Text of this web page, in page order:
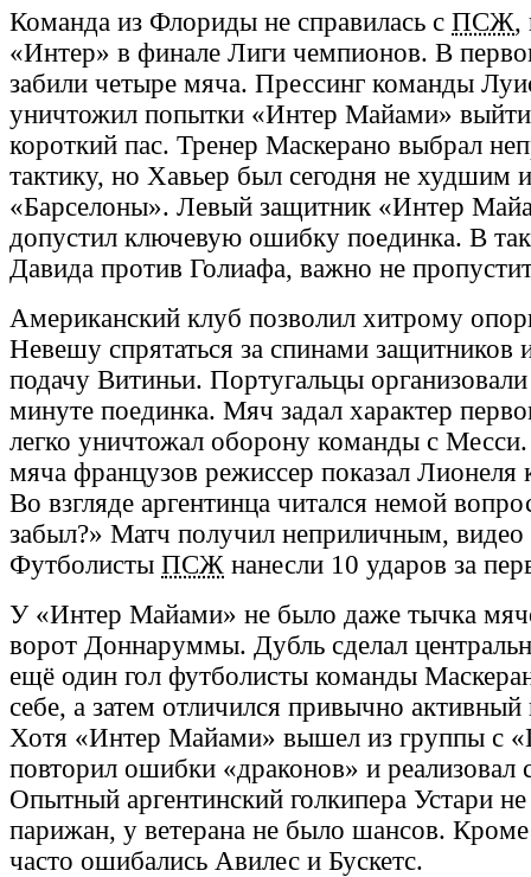
Команда из Флориды не справилась с ПСЖ,
«Интер» в финале Лиги чемпионов. В
забили четыре мяча. Прессинг команды
уничтожил попытки «Интер Майами»
короткий пас. Тренер Маскерано выбрал
тактику, но Хавьер был сегодня не худшим
«Барселоны». Левый защитник «Интер
допустил ключевую ошибку поединка. В
Давида против Голиафа, важно не
Американский клуб позволил хитрому
Невешу спрятаться за спинами защитников
подачу Витиньи. Португальцы
минуте поединка. Мяч задал характер
легко уничтожал оборону команды с Месси.
мяча французов режиссер показал
Во взгляде аргентинца читался немой
забыл?» Матч получил неприличным, видео
Футболисты ПСЖ нанесли 10 ударов за
У «Интер Майами» не было даже тычка
ворот Доннаруммы. Дубль сделал
ещё один гол футболисты команды
себе, а затем отличился привычно
Хотя «Интер Майами» вышел из группы с
повторил ошибки «драконов» и
Опытный аргентинский голкипера Устари не
парижан, у ветерана не было шансов.
часто ошибались Авилес и Бускетс.